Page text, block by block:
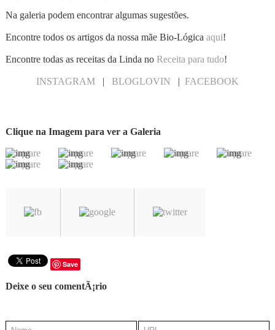
Na galeria podem encontrar algumas sugestões.
Encontre todos os artigos da nossa mãe Bio-Lógica aqui!
Encontre todas as receitas da Linda no Receita para tudo!
INSTAGRAM| BLOGLOVIN | FACEBOOK
Clique na Imagem para ver a Galeria
Save
Deixe o seu comentÃ¡rio